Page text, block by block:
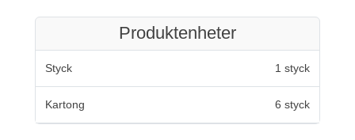
Produktenheter
Styck 1 styck
Kartong 6 styck